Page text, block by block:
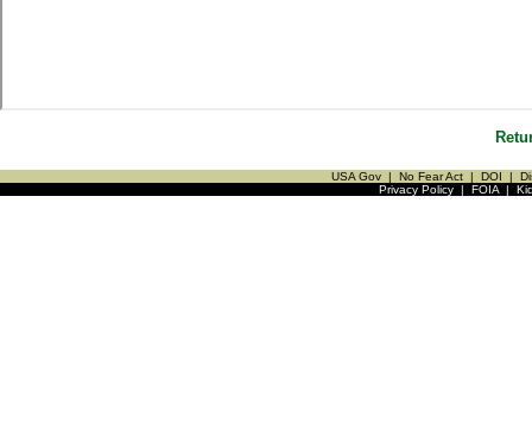
USA Gov | No Fear Act | DOI |
Privacy Policy| FOIA|